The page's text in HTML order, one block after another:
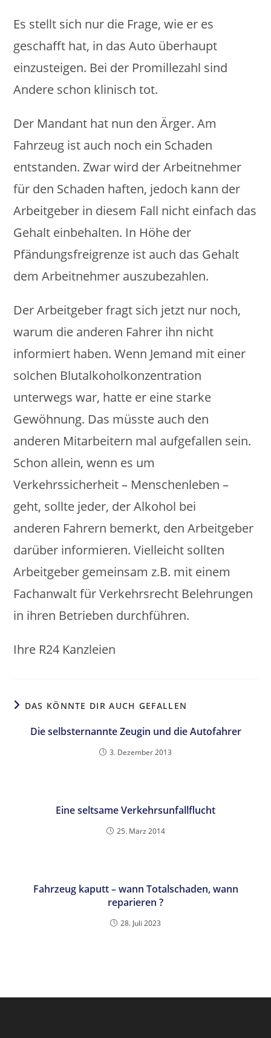
Es stellt sich nur die Frage, wie er es
geschafft hat, in das Auto überhaupt
einzusteigen. Bei der Promillezahl sind
Andere schon klinisch tot.
Der Mandant hat nun den Ärger. Am
Fahrzeug ist auch noch ein Schaden
entstanden. Zwar wird der Arbeitnehmer
für den Schaden haften, jedoch kann der
Arbeitgeber in diesem Fall nicht einfach das
Gehalt einbehalten. In Höhe der
Pfändungsfreigrenze ist auch das Gehalt
dem Arbeitnehmer auszubezahlen.
Der Arbeitgeber fragt sich jetzt nur noch,
warum die anderen Fahrer ihn nicht
informiert haben. Wenn Jemand mit einer
solchen Blutalkoholkonzentration
unterwegs war, hatte er eine starke
Gewöhnung. Das müsste auch den
anderen Mitarbeitern mal aufgefallen sein.
Schon allein, wenn es um
Verkehrssicherheit – Menschenleben –
geht, sollte jeder, der Alkohol bei
anderen Fahrern bemerkt, den Arbeitgeber
darüber informieren. Vielleicht sollten
Arbeitgeber gemeinsam z.B. mit einem
Fachanwalt für Verkehrsrecht Belehrungen
in ihren Betrieben durchführen.
Ihre R24 Kanzleien
DAS KÖNNTE DIR AUCH GEFALLEN
Die selbsternannte Zeugin und die Autofahrer
3. Dezember 2013
Eine seltsame Verkehrsunfallflucht
25. März 2014
Fahrzeug kaputt – wann Totalschaden, wann
reparieren ?
28. Juli 2023